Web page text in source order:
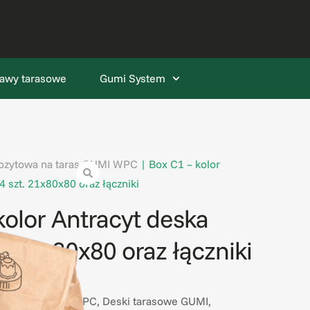
tarasowe Gumi System
na taras GUMI WPC | Box C1 – kolor
szt. 21x80x80 oraz łączniki
Antracyt deska
21x80x80 oraz łączniki
taras GUMI WPC, Deski tarasowe GUMI,